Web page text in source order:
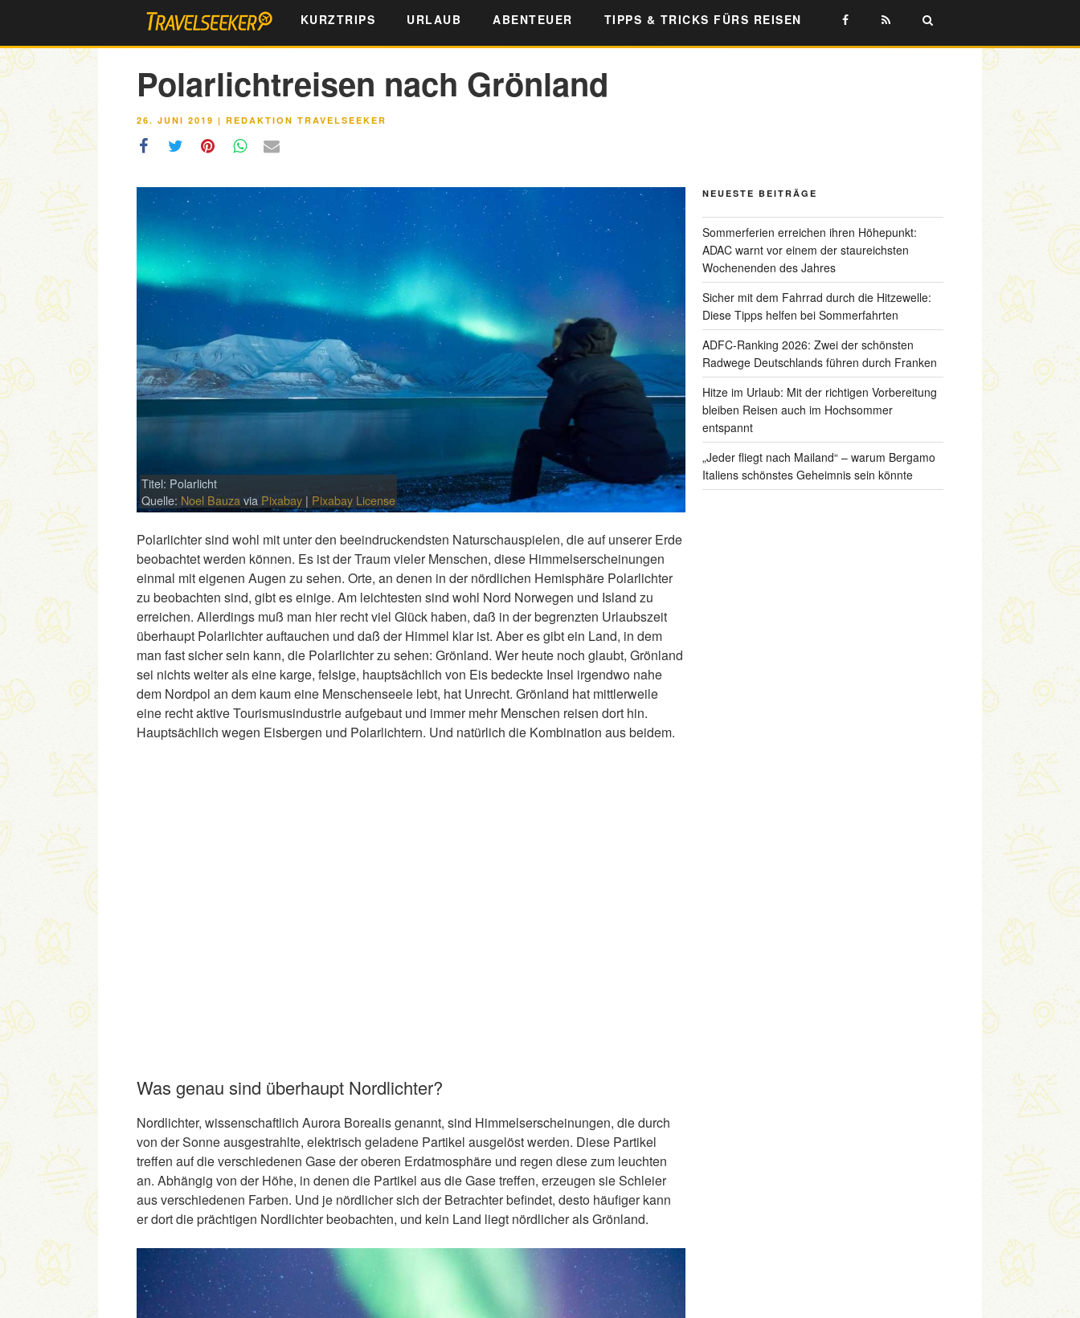
springen
KURZTRIPS URLAUB ABENTEUER TIPPS & TRICKS FÜRS REISEN
Polarlichtreisen nach Grönland
VERÖFFENTLICHT
26. JUNI 2019 | REDAKTION TRAVELSEEKER
Titel: Polarlicht
Quelle: Noel Bauzavia Pixabay | Pixabay License
Polarlichter sind wohl mit unter den beeindruckendsten Naturschauspielen, die auf unserer Erde
beobachtet werden können. Es ist der Traum vieler Menschen, diese Himmelserscheinungen
einmal mit eigenen Augen zu sehen. Orte, an denen in der nördlichen Hemisphäre Polarlichter
zu beobachten sind, gibt es einige. Am leichtesten sind wohl Nord Norwegen und Island zu
erreichen. Allerdings muß man hier recht viel Glück haben, daß in der begrenzten Urlaubszeit
überhaupt Polarlichter auftauchen und daß der Himmel klar ist. Aber es gibt ein Land, in dem
man fast sicher sein kann, die Polarlichter zu sehen: Grönland. Wer heute noch glaubt, Grönland
sei nichts weiter als eine karge, felsige, hauptsächlich von Eis bedeckte Insel irgendwo nahe
dem Nordpol an dem kaum eine Menschenseele lebt, hat Unrecht. Grönland hat mittlerweile
eine recht aktive Tourismusindustrie aufgebaut und immer mehr Menschen reisen dort hin.
Hauptsächlich wegen Eisbergen und Polarlichtern. Und natürlich die Kombination aus beidem.
Was genau sind überhaupt Nordlichter?
Nordlichter, wissenschaftlich Aurora Borealis genannt, sind Himmelserscheinungen, die durch
von der Sonne ausgestrahlte, elektrisch geladene Partikel ausgelöst werden. Diese Partikel
treffen auf die verschiedenen Gase der oberen Erdatmosphäre und regen diese zum leuchten
an. Abhängig von der Höhe, in denen die Partikel aus die Gase treffen, erzeugen sie Schleier
aus verschiedenen Farben. Und je nördlicher sich der Betrachter befindet, desto häufiger kann
er dort die prächtigen Nordlichter beobachten, und kein Land liegt nördlicher als Grönland.
NEUESTE BEITRÄGE
Sommerferien erreichen ihren Höhepunkt:
ADAC warnt vor einem der staureichsten
Wochenenden des Jahres
Sicher mit dem Fahrrad durch die Hitzewelle:
Diese Tipps helfen bei Sommerfahrten
ADFC-Ranking 2026: Zwei der schönsten
Radwege Deutschlands führen durch Franken
Hitze im Urlaub: Mit der richtigen Vorbereitung
bleiben Reisen auch im Hochsommer
entspannt
„Jeder fliegt nach Mailand“ – warum Bergamo
Italiens schönstes Geheimnis sein könnte